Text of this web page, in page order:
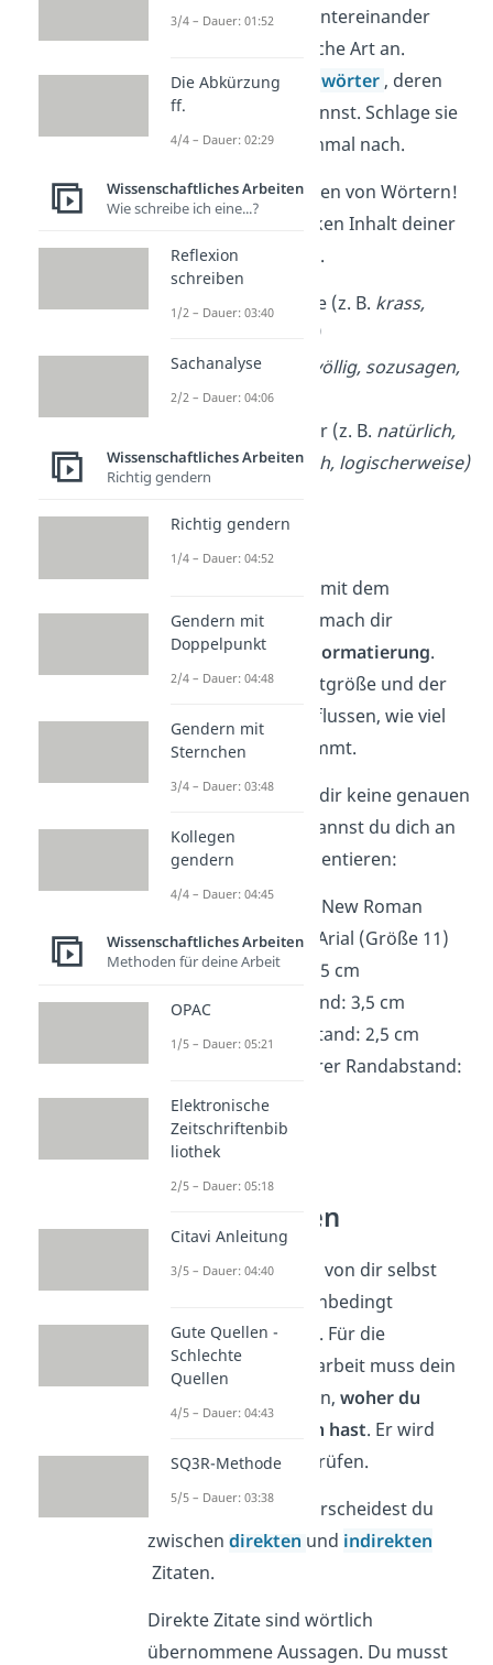
mehrere Sätze hintereinander
nicht auf die gleiche Art an.
Nutze nurFremdwörter , deren
Bedeutung zu kennst. Schlage sie
bei Zweifeln nochmal nach.
Vermeide diese 3 Arten von Wörtern!
Sie können den starken Inhalt deiner
Facharbeit abwerten.
Umgangssprache (z. B. krass,
Füllwörter (z. B.
völlig, sozusagen,
eigentlich)
Subjektive Wörter (z. B. natürlich,
selbstverständlich, logischerweise)
Formatierung
Bevor du überhaupt mit dem
Schreiben anfängst, mach dir
Gedanken über die
Formatierung.
Besonders die Schriftgröße und der
Zeilenabstand beeinflussen, wie viel
Platz dein Text einnimmt.
Wenn dein Betreuer dir keine genauen
Anweisungen gibt, kannst du dich an
diesen Richtlinien orientieren:
Schriftart: Times New Roman
(Größe 12) oder Arial (Größe 11)
Zeilenabstand: 1,5 cm
linker Randabstand: 3,5 cm
rechter Randabstand: 2,5 cm
oberer und unterer Randabstand:
2 cm
Blocksatz
Richtig zitieren
Alle Inhalte, die nicht von dir selbst
stammen, müssen unbedingt
gekennzeichnet sein. Für die
Bewertung der Facharbeit muss dein
Lehrer nachvollziehen, woher du
deine Informationen hast. Er wird
deine Quellen überprüfen.
Beim Schreiben unterscheidest du
zwischen direkten und indirekten
Zitaten.
Direkte Zitate sind wörtlich
übernommene Aussagen. Du musst
3/4 – Dauer: 01:52
Die Abkürzung
ff.
4/4 – Dauer: 02:29
Wissenschaftliches Arbeiten
Wie schreibe ich eine...?
Reflexion
schreiben
1/2 – Dauer: 03:40
Sachanalyse
2/2 – Dauer: 04:06
Wissenschaftliches Arbeiten
Richtig gendern
Richtig gendern
1/4 – Dauer: 04:52
Gendern mit
Doppelpunkt
2/4 – Dauer: 04:48
Gendern mit
Sternchen
3/4 – Dauer: 03:48
Kollegen
gendern
4/4 – Dauer: 04:45
Wissenschaftliches Arbeiten
Methoden für deine Arbeit
OPAC
1/5 – Dauer: 05:21
Elektronische
Zeitschriftenbib
liothek
2/5 – Dauer: 05:18
Citavi Anleitung
3/5 – Dauer: 04:40
Gute Quellen -
Schlechte
Quellen
4/5 – Dauer: 04:43
SQ3R-Methode
5/5 – Dauer: 03:38